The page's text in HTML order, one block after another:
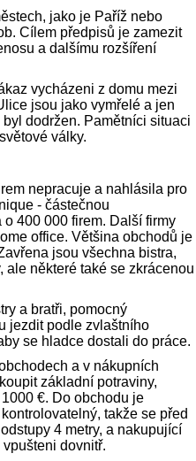
jako je Paříž nebo
Cílem předpisů je zamezit
a dalšímu rozšíření
vycházeni z domu mezi
jsou jako vymřelé a jen
dodržen. Pamětníci situaci
války.
nepracuje a nahlásila pro
- částečnou
400 000 firem. Další firmy
office. Většina obchodů je
jsou všechna bistra,
ale některé také se zkrácenou
a bratři, pomocný
jezdit podle zvlaštního
se hladce dostali do práce.
a v nákupních
základní potraviny,
€. Do obchodu je
takže se před
4 metry, a nakupující
dovnitř.